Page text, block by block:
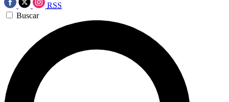
RSS
Buscar